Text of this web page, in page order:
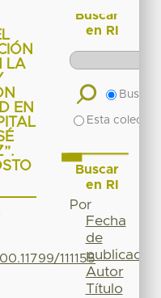
LA
EN
111155
Buscar
en RI
Buscar
Esta
Buscar
en RI
Por
Fecha
de
publicación
Autor
Título